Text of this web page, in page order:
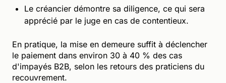
Le créancier démontre sa diligence, ce qui sera
apprécié par le juge en cas de contentieux.
En pratique, la mise en demeure suffit à déclencher
le paiement dans environ 30 à 40 % des cas
d'impayés B2B, selon les retours des praticiens du
recouvrement.